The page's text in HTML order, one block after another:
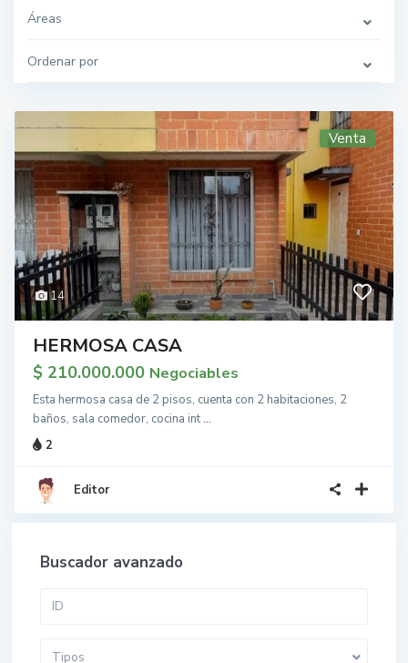
Áreas
Ordenar por
14
Venta
HERMOSA CASA
$ 210.000.000 Negociables
Esta hermosa casa de 2 pisos, cuenta con 2 habitaciones, 2
baños, sala comedor, cocina int...
2
Editor
Buscador avanzado
Tipos